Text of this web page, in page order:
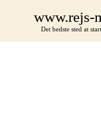
www.rejs-
Det bedste sted at